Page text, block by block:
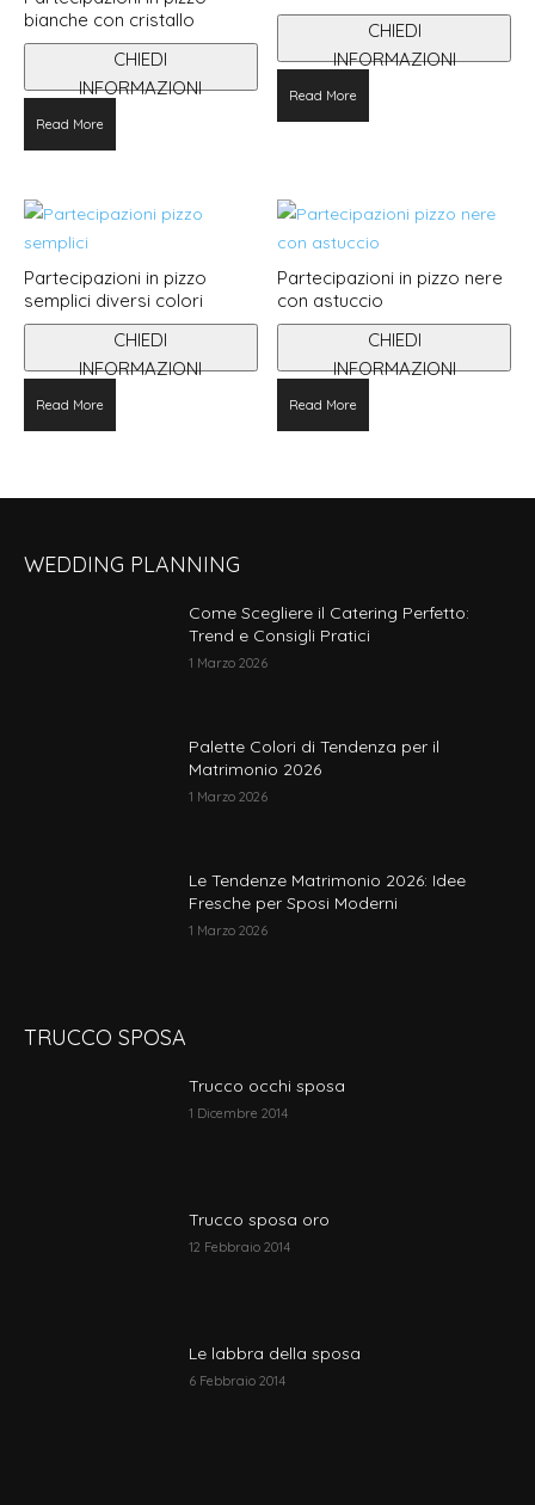
bianche con cristallo
CHIEDI
INFORMAZIONI
Read More
CHIEDI
INFORMAZIONI
Read More
Partecipazioni in pizzo
semplici diversi colori
CHIEDI
INFORMAZIONI
Read More
opzioni
Partecipazioni in pizzo nere
con astuccio
CHIEDI
INFORMAZIONI
Read More
WEDDING PLANNING
Come Scegliere il Catering Perfetto:
Trend e Consigli Pratici
1 Marzo 2026
Palette Colori di Tendenza per il
Matrimonio 2026
1 Marzo 2026
Le Tendenze Matrimonio 2026: Idee
Fresche per Sposi Moderni
1 Marzo 2026
TRUCCO SPOSA
Trucco occhi sposa
1 Dicembre 2014
Trucco sposa oro
12 Febbraio 2014
Le labbra della sposa
6 Febbraio 2014